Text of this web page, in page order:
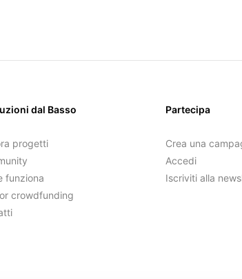
dal Basso
progetti
funziona
crowdfunding
Partecipa
Crea una
Accedi
Iscriviti alla